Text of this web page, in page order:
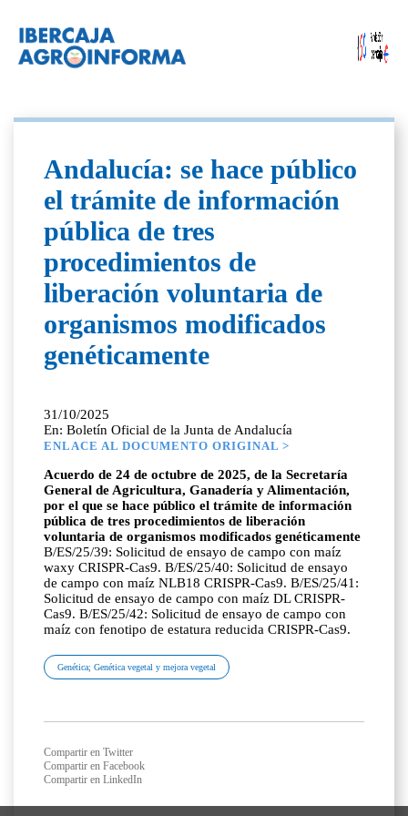
Andalucía: se hace público
el trámite de información
pública de tres
procedimientos de
liberación voluntaria de
organismos modificados
genéticamente
31/10/2025
En: Boletín Oficial de la Junta de Andalucía
ENLACE AL DOCUMENTO ORIGINAL >
Acuerdo de 24 de octubre de 2025, de la Secretaría
General de Agricultura, Ganadería y Alimentación,
por el que se hace público el trámite de información
pública de tres procedimientos de liberación
voluntaria de organismos modificados genéticamente
B/ES/25/39: Solicitud de ensayo de campo con maíz
waxy CRISPR-Cas9. B/ES/25/40: Solicitud de ensayo
de campo con maíz NLB18 CRISPR-Cas9. B/ES/25/41:
Solicitud de ensayo de campo con maíz DL CRISPR-
Cas9. B/ES/25/42: Solicitud de ensayo de campo con
maíz con fenotipo de estatura reducida CRISPR-Cas9.
Genética; Genética vegetal y mejora vegetal
Compartir en Twitter
Compartir en Facebook
Compartir en LinkedIn